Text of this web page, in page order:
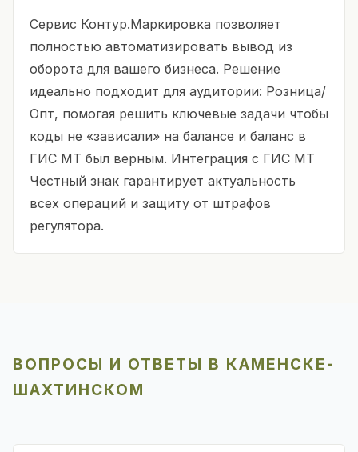
Сервис Контур.Маркировка позволяет
полностью автоматизировать вывод из
оборота для вашего бизнеса. Решение
идеально подходит для аудитории: Розница/
Опт, помогая решить ключевые задачи чтобы
коды не «зависали» на балансе и баланс в
ГИС МТ был верным. Интеграция с ГИС МТ
Честный знак гарантирует актуальность
всех операций и защиту от штрафов
регулятора.
ВОПРОСЫ И ОТВЕТЫ В КАМЕНСКЕ-
ШАХТИНСКОМ